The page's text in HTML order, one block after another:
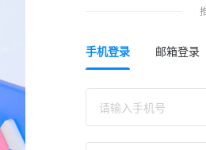
手机登录 邮箱登录